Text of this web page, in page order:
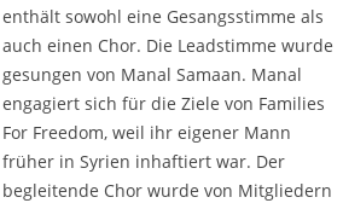
enthält sowohl eine Gesangsstimme als
auch einen Chor. Die Leadstimme wurde
gesungen von Manal Samaan. Manal
engagiert sich für die Ziele von Families
For Freedom, weil ihr eigener Mann
früher in Syrien inhaftiert war. Der
begleitende Chor wurde von Mitgliedern